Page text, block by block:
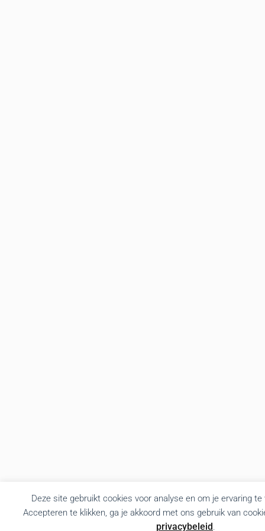
Deze site gebruikt cookies voor analyse en om je ervaring
Accepteren te klikken, ga je akkoord met ons gebruik van
privacybeleid.